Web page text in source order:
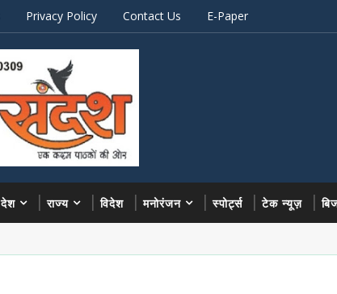
Privacy Policy Contact Us E-Paper
देश राज्य विदेश मनोरंजन स्पोर्ट्स टेक न्यूज़